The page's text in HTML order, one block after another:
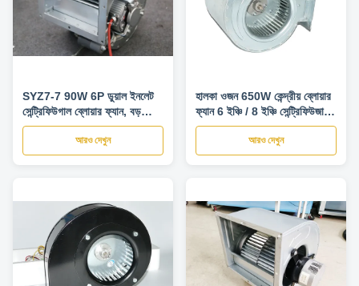
SYZ7-7 90W 6P ডুয়াল ইনলেট
সেন্ট্রিফিউগাল ব্লোয়ার ফ্যান, বড়
ভলিউট হাউজড গ্যালভানাইজড শীট
আরও দেখুন
হালকা ওজন 650W কেন্দ্রীয় ব্লোয়ার
ফ্যান 6 ইঞ্চি / 8 ইঞ্চি সেন্ট্রিফিউজাল
ফ্যান ব্লোয়ার
আরও দেখুন